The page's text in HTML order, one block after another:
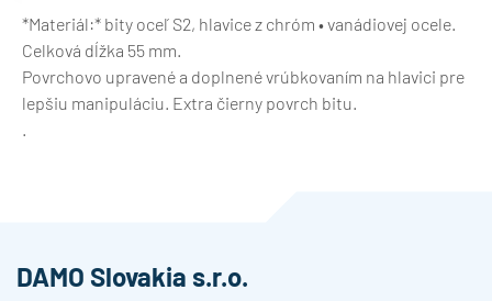
*Materiál:* bity oceľ S2, hlavice z chróm • vanádiovej ocele.
Celková dĺžka 55 mm.
Povrchovo upravené a doplnené vrúbkovaním na hlavici pre
lepšiu manipuláciu. Extra čierny povrch bitu.
.
DAMO Slovakia s.r.o.